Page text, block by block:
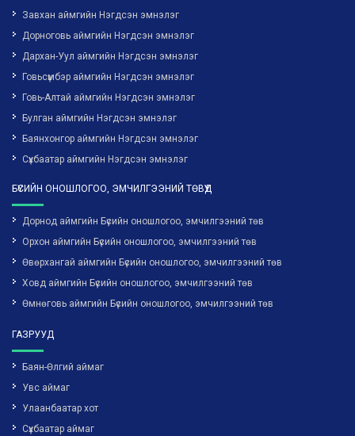
Завхан аймгийн Нэгдсэн эмнэлэг
Дорноговь аймгийн Нэгдсэн эмнэлэг
Дархан-Уул аймгийн Нэгдсэн эмнэлэг
Говьсүмбэр аймгийн Нэгдсэн эмнэлэг
Говь-Алтай аймгийн Нэгдсэн эмнэлэг
Булган аймгийн Нэгдсэн эмнэлэг
Баянхонгор аймгийн Нэгдсэн эмнэлэг
Сүхбаатар аймгийн Нэгдсэн эмнэлэг
БҮСИЙН ОНОШЛОГОО, ЭМЧИЛГЭЭНИЙ ТӨВҮҮД
Дорнод аймгийн Бүсийн оношлогоо, эмчилгээний төв
Орхон аймгийн Бүсийн оношлогоо, эмчилгээний төв
Өвөрхангай аймгийн Бүсийн оношлогоо, эмчилгээний төв
Ховд аймгийн Бүсийн оношлогоо, эмчилгээний төв
Өмнөговь аймгийн Бүсийн оношлогоо, эмчилгээний төв
ГАЗРУУД
Баян-Өлгий аймаг
Увс аймаг
Улаанбаатар хот
Сүхбаатар аймаг